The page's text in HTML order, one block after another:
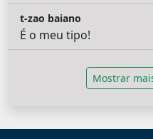
t-zao baiano
É o meu tipo!
Mostrar